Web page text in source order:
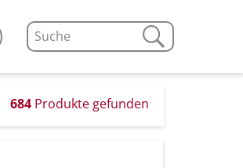
684 Produkte gefunden